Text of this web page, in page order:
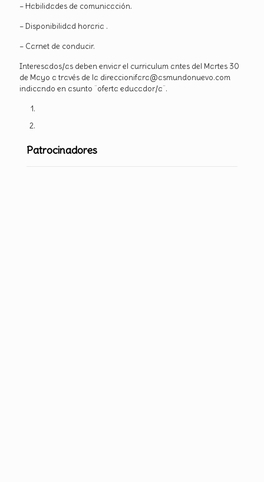
– Habilidades de comunicación.
– Disponibilidad horaria .
– Carnet de conducir.
Interesados/as deben enviar el curriculum antes del Martes 30
de Mayo a través de la direccionifara@asmundonuevo.com
indicando en asunto ¨oferta educador/a¨.
Patrocinadores